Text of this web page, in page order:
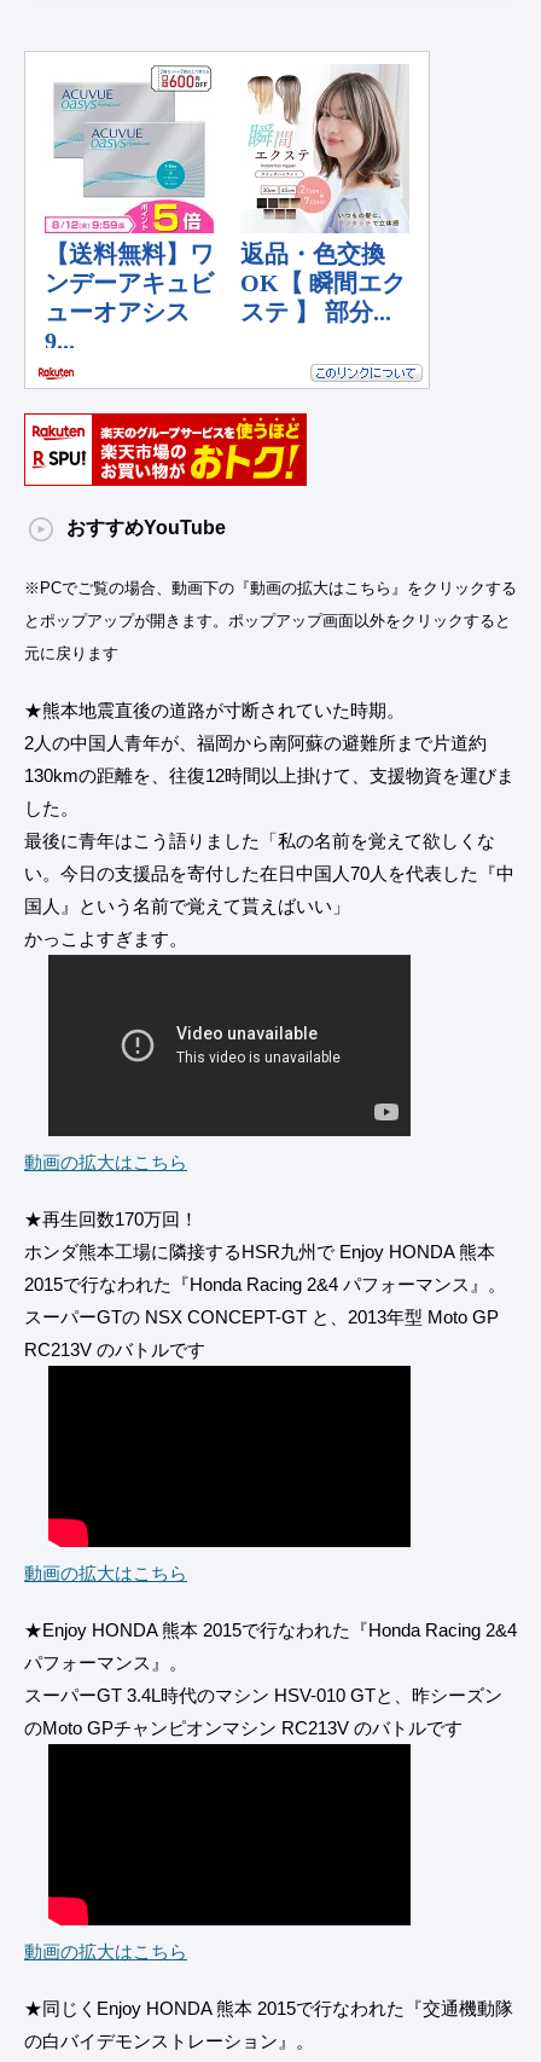
おすすめYouTube
※PCでご覧の場合、動画下の『動画の拡大はこちら』をクリックする
とポップアップが開きます。ポップアップ画面以外をクリックすると
元に戻ります
★熊本地震直後の道路が寸断されていた時期。
2人の中国人青年が、福岡から南阿蘇の避難所まで片道約
130kmの距離を、往復12時間以上掛けて、支援物資を運びま
した。
最後に青年はこう語りました「私の名前を覚えて欲しくな
い。今日の支援品を寄付した在日中国人70人を代表した『中
国人』という名前で覚えて貰えばいい」
かっこよすぎます。
動画の拡大はこちら
★再生回数170万回！
ホンダ熊本工場に隣接するHSR九州で Enjoy HONDA 熊本
2015で行なわれた『Honda Racing 2&4 パフォーマンス』。
スーパーGTの NSX CONCEPT-GT と、2013年型 Moto GP
RC213V のバトルです
動画の拡大はこちら
★Enjoy HONDA 熊本 2015で行なわれた『Honda Racing 2&4
パフォーマンス』。
スーパーGT 3.4L時代のマシン HSV-010 GTと、昨シーズン
のMoto GPチャンピオンマシン RC213V のバトルです
動画の拡大はこちら
★同じくEnjoy HONDA 熊本 2015で行なわれた『交通機動隊
の白バイデモンストレーション』。